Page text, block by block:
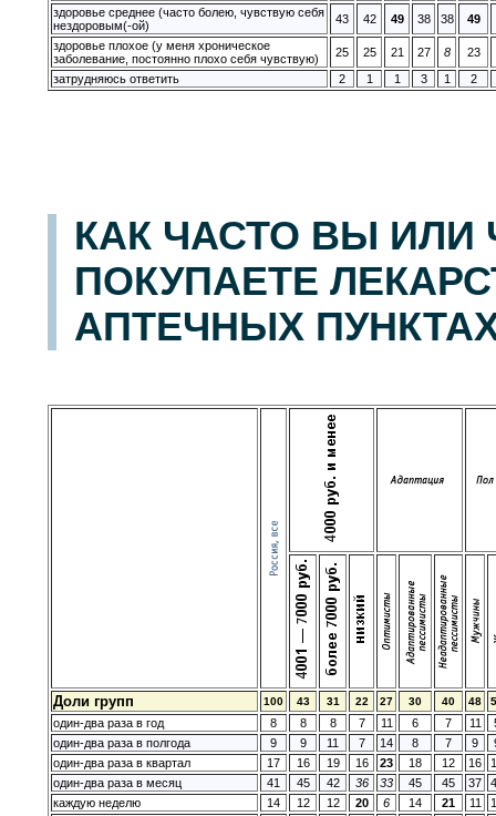
здоровье среднее (часто болею, чувствую себя
нездоровым(-ой)
43 42 49 38 38
49
здоровье плохое (у меня хроническое
заболевание, постоянно плохо себя чувствую)
25 25 21 27 8
23
затрудняюсь ответить
2 1 1 3 1 2
КАК ЧАСТО ВЫ
ПОКУПАЕТЕ
АПТЕЧНЫХ
Доли групп 100 43 31 22 27 30 40 48
один-два раза в год 8 8 8 7 11 6 7 11
один-два раза в полгода
9 9 11 7 14 8 7 9
один-два раза в квартал
17 16 19 16 23 18 12 16
один-два раза в месяц
41 45 42 36 33 45 45 37
каждую неделю
14 12 12 20 6 14 21 11